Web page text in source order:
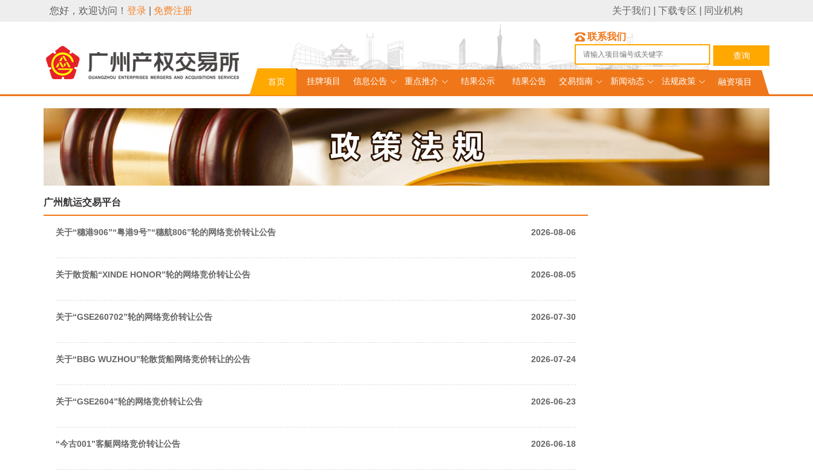
您好，欢迎访问！ 登录 免费注册 关于我们 下载专区 同业机构
联系我们
首页 挂牌项目 信息公告 重点推介 结果公示 结果公告 交易指南 新闻动态 法规政策 融资项目
广州航运交易平台
关于“穗港906”“粤港9号”“穗航806”轮的网络竞价转让公告 2026-08-06
关于散货船“XINDE HONOR”轮的网络竞价转让公告 2026-08-05
关于“GSE260702”轮的网络竞价转让公告 2026-07-30
关于“BBG WUZHOU”轮散货船网络竞价转让的公告 2026-07-24
关于“GSE2604”轮的网络竞价转让公告 2026-06-23
“今古001”客艇网络竞价转让公告 2026-06-18